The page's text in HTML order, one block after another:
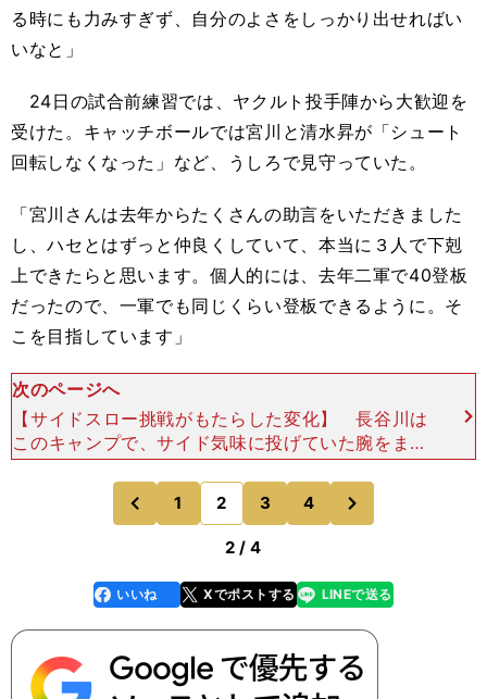
る時にも力みすぎず、自分のよさをしっかり出せればい
いなと」
24日の試合前練習では、ヤクルト投手陣から大歓迎を
受けた。キャッチボールでは宮川と清水昇が「シュート
回転しなくなった」など、うしろで見守っていた。
「宮川さんは去年からたくさんの助言をいただきました
し、ハセとはずっと仲良くしていて、本当に３人で下剋
上できたらと思います。個人的には、去年二軍で40登板
だったので、一軍でも同じくらい登板できるように。そ
こを目指しています」
次のページへ
【サイドスロー挑戦がもたらした変化】 長谷川は
このキャンプで、サイド気味に投げていた腕をまた
少しだけ上げた。ソフトバンクから移籍してきた2
020年は44試合に登板するも、「９年目でこれじ
ゃまずいとい
前
のページへ
1 2 3 4
のページへ
2 / 4
faceboo
k
いいね Xでポストする
line LINEで送る